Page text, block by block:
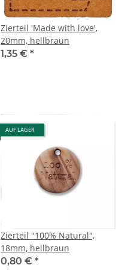
Zierteil 'Made with love',
20mm, hellbraun
1,35 € *
AUF LAGER
Zierteil "100% Natural",
18mm, hellbraun
0,80 € *